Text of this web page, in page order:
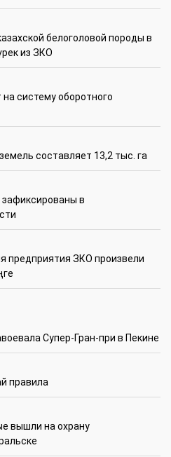
белоголовой породы в
из ЗКО
систему оборотного
составляет 13,2 тыс. га
в
предприятия ЗКО произвели
Супер-Гран-при в Пекине
правила
вышли на охрану